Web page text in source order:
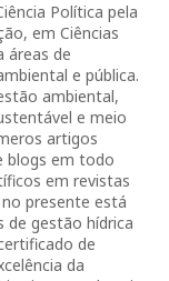
Política pela
em Ciências
áreas de
e pública.
ambiental,
e meio
artigos
blogs em todo
em revistas
presente está
de gestão hídrica
de
da